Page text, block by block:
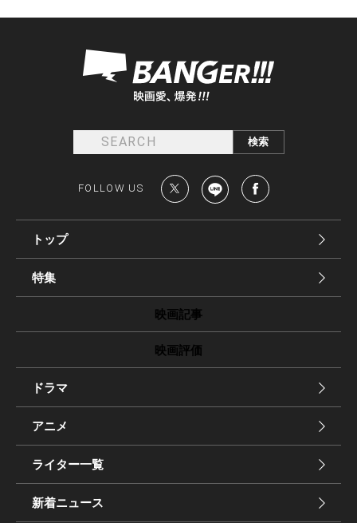
FOLLOW US
トップ
特集
映画記事
映画評価
ドラマ
アニメ
ライター一覧
新着ニュース